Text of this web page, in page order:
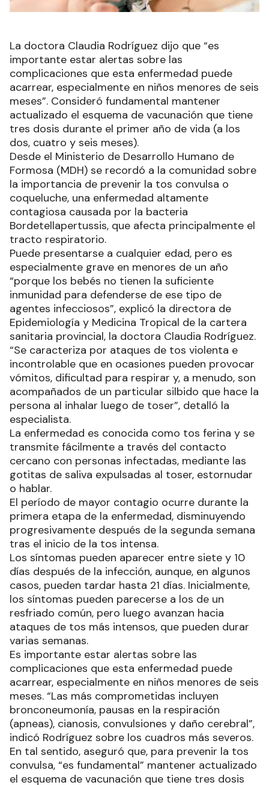
La doctora Claudia Rodríguez dijo que “es
importante estar alertas sobre las
complicaciones que esta enfermedad puede
acarrear, especialmente en niños menores de seis
meses”. Consideró fundamental mantener
actualizado el esquema de vacunación que tiene
tres dosis durante el primer año de vida (a los
dos, cuatro y seis meses).
Desde el Ministerio de Desarrollo Humano de
Formosa (MDH) se recordó a la comunidad sobre
la importancia de prevenir la tos convulsa o
coqueluche, una enfermedad altamente
contagiosa causada por la bacteria
Bordetellapertussis, que afecta principalmente el
tracto respiratorio.
Puede presentarse a cualquier edad, pero es
especialmente grave en menores de un año
“porque los bebés no tienen la suficiente
inmunidad para defenderse de ese tipo de
agentes infecciosos”, explicó la directora de
Epidemiología y Medicina Tropical de la cartera
sanitaria provincial, la doctora Claudia Rodríguez.
“Se caracteriza por ataques de tos violenta e
incontrolable que en ocasiones pueden provocar
vómitos, dificultad para respirar y, a menudo, son
acompañados de un particular silbido que hace la
persona al inhalar luego de toser”, detalló la
especialista.
La enfermedad es conocida como tos ferina y se
transmite fácilmente a través del contacto
cercano con personas infectadas, mediante las
gotitas de saliva expulsadas al toser, estornudar
o hablar.
El período de mayor contagio ocurre durante la
primera etapa de la enfermedad, disminuyendo
progresivamente después de la segunda semana
tras el inicio de la tos intensa.
Los síntomas pueden aparecer entre siete y 10
días después de la infección, aunque, en algunos
casos, pueden tardar hasta 21 días. Inicialmente,
los síntomas pueden parecerse a los de un
resfriado común, pero luego avanzan hacia
ataques de tos más intensos, que pueden durar
varias semanas.
Es importante estar alertas sobre las
complicaciones que esta enfermedad puede
acarrear, especialmente en niños menores de seis
meses. “Las más comprometidas incluyen
bronconeumonía, pausas en la respiración
(apneas), cianosis, convulsiones y daño cerebral”,
indicó Rodríguez sobre los cuadros más severos.
En tal sentido, aseguró que, para prevenir la tos
convulsa, “es fundamental” mantener actualizado
el esquema de vacunación que tiene tres dosis